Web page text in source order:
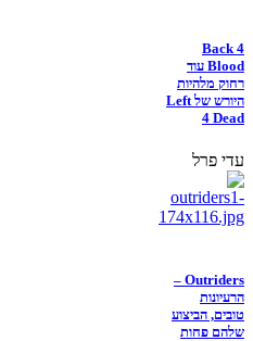
Back 4
Blood עוד
רחוק מלהיות
היורש של Left
4 Dead
עדי פרל
Outriders –
הרעיונות
טובים, הביצוע
שלהם פחות